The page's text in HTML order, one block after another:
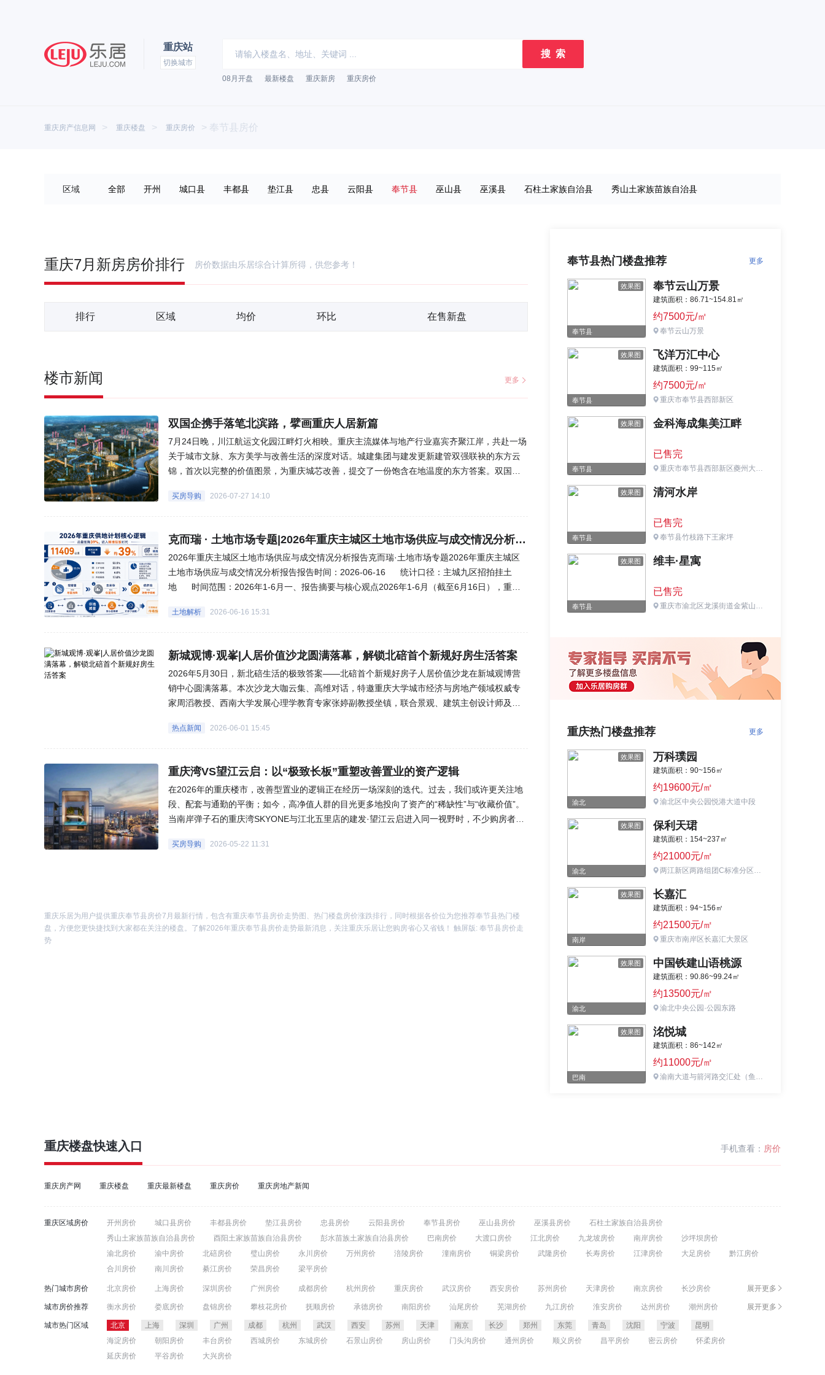
重庆站
切换城市
搜 索
08月开盘 最新楼盘 重庆新房 重庆房价
重庆房产信息网 > 重庆楼盘 > 重庆房价 > 奉节县房价
区域 全部 开州 城口县 丰都县 垫江县 忠县 云阳县 奉节县 巫山县 巫溪县 石柱土家族自治县 秀山土家族苗族自治县
重庆7月新房房价排行 房价数据由乐居综合计算所得，供您参考！
排行 区域 均价 环比 在售新盘
楼市新闻 更多
双国企携手落笔北滨路，擘画重庆人居新篇
7月24日晚，川江航运文化园江畔灯火相映。重庆主流媒体与地产行业嘉宾齐聚江岸，共赴一场
关于城市文脉、东方美学与改善生活的深度对话。城建集团与建发更新建管双强联袂的东方云
锦，首次以完整的价值图景，为重庆城芯改善，提交了一份饱含在地温度的东方答案。双国企
城市更新的初心与实绩。作为推动两江城市更新的综合服务运营商，城建集团......
买房导购 2026-07-27 14:10
克而瑞 · 土地市场专题|2026年重庆主城区土地市场供应与成交情况分析报告
2026年重庆主城区土地市场供应与成交情况分析报告克而瑞·土地市场专题2026年重庆主城区
土地市场供应与成交情况分析报告报告时间：2026-06-16 统计口径：主城九区招拍挂土
地 时间范围：2026年1-6月一、报告摘要与核心观点2026年1-6月（截至6月16日），重庆
核心区坚挺、远郊温和......
土地解析 2026-06-16 15:31
新城观博·观峯|人居价值沙龙圆满落幕，解锁北碚首个新规好房生活答案
2026年5月30日，新北碚生活的极致答案——北碚首个新规好房子人居价值沙龙在新城观博营
销中心圆满落幕。本次沙龙大咖云集、高维对话，特邀重庆大学城市经济与房地产领域权威专
家周滔教授、西南大学发展心理学教育专家张婷副教授坐镇，联合景观、建筑主创设计师及项
碚人居迭代趋势，全城共鉴北碚新规好房的硬核产品力与未来居住价值。活......
热点新闻 2026-06-01 15:45
重庆湾VS望江云启：以“极致长板”重塑改善置业的资产逻辑
在2026年的重庆楼市，改善型置业的逻辑正在经历一场深刻的迭代。过去，我们或许更关注地
段、配套与通勤的平衡；如今，高净值人群的目光更多地投向了资产的“稀缺性”与“收藏价值”。
当南岸弹子石的重庆湾SKYONE与江北五里店的建发·望江云启进入同一视野时，不少购房者会
的新规四代宅标杆。如果我们将视角转换，不再追求面面......
买房导购 2026-05-22 11:31
重庆乐居为用户提供重庆奉节县房价7月最新行情，包含有重庆奉节县房价走势图、热门楼盘房价涨跌排行，同时根据各价位为您推荐奉节县热门楼
盘，方便您更快捷找到大家都在关注的楼盘。了解2026年重庆奉节县房价走势最新消息，关注重庆乐居让您购房省心又省钱！ 触屏版: 奉节县房价走
势
奉节县热门楼盘推荐 更多
效果图
奉节县
奉节云山万景
建筑面积：86.71~154.81㎡
约7500元/㎡
奉节云山万景
效果图
奉节县
飞洋万汇中心
建筑面积：99~115㎡
约7500元/㎡
重庆市奉节县西部新区
效果图
奉节县
金科海成集美江畔
已售完
重庆市奉节县西部新区夔州大道国际商贸城向高速路口方向前行500米
效果图
奉节县
清河水岸
已售完
奉节县竹枝路下王家坪
效果图
奉节县
维丰·星寓
已售完
重庆市渝北区龙溪街道金紫山黄泥塝
重庆热门楼盘推荐 更多
效果图
渝北
万科璞园
建筑面积：90~156㎡
约19600元/㎡
渝北区中央公园悦港大道中段
效果图
渝北
保利天珺
建筑面积：154~237㎡
约21000元/㎡
两江新区两路组团C标准分区C52-1、C54-1、C49-7号宗地
效果图
南岸
长嘉汇
建筑面积：94~156㎡
约21500元/㎡
重庆市南岸区长嘉汇大景区
效果图
渝北
中国铁建山语桃源
建筑面积：90.86~99.24㎡
约13500元/㎡
渝北中央公园·公园东路
效果图
巴南
洺悦城
建筑面积：86~142㎡
约11000元/㎡
渝南大道与箭河路交汇处（鱼胡路轻轨站旁）
重庆楼盘快速入口 手机查看： 房价
重庆房产网 重庆楼盘 重庆最新楼盘 重庆房价 重庆房地产新闻
重庆区域房价 开州房价 城口县房价 丰都县房价 垫江县房价 忠县房价 云阳县房价 奉节县房价 巫山县房价 巫溪县房价
石柱土家族自治县房价
秀山土家族苗族自治县房价
酉阳土家族苗族自治县房价 彭水苗族土家族自治县房价 巴南房价 大渡口房价 江北房价 九龙坡房价 南岸房价
沙坪坝房价
渝北房价
渝中房价 北碚房价 璧山房价 永川房价 万州房价 涪陵房价 潼南房价 铜梁房价 武隆房价 长寿房价 江津房价 大足房价
黔江房价
合川房价
南川房价 綦江房价 荣昌房价 梁平房价
热门城市房价 展开更多
北京房价 上海房价 深圳房价 广州房价 成都房价 杭州房价 重庆房价 武汉房价 西安房价 苏州房价 天津房价 南京房价
长沙房价
郑州房价
东莞房价 青岛房价 沈阳房价 宁波房价 昆明房价 无锡房价 佛山房价 合肥房价 大连房价 福州房价 厦门房价
哈尔滨房价
济南房价
石家庄房价
城市房价推荐 展开更多
衡水房价 娄底房价 盘锦房价 攀枝花房价 抚顺房价 承德房价 南阳房价 汕尾房价 芜湖房价 九江房价 淮安房价 达州房价
潮州房价
永州房价
恩施房价 丹东房价 焦作房价 连云港房价 曲靖房价 荆州房价 襄阳房价 德阳房价 邯郸房价 绵阳房价 阳泉房价
常州房价
南充房价
牡丹江房价 营口房价 嘉兴房价 东营房价 铁岭房价 大同房价 镇江房价 拉萨房价
城市热门区域 北京 上海 深圳 广州 成都 杭州 武汉 西安 苏州 天津 南京 长沙 郑州 东莞 青岛 沈阳 宁波
昆明
海淀房价
朝阳房价 丰台房价 西城房价 东城房价 石景山房价 房山房价 门头沟房价 通州房价 顺义房价 昌平房价 密云房价
怀柔房价
延庆房价
平谷房价 大兴房价